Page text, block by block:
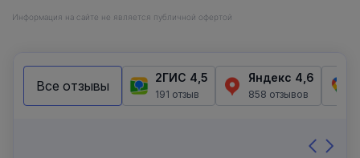
Информация на сайте не является публичной офертой